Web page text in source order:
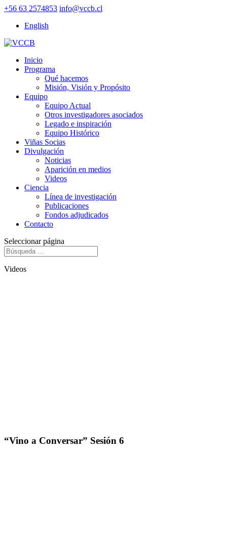
+56 63 2574853 info@vccb.cl
English
Inicio
Programa
Qué hacemos
Misión, Visión y Propósito
Equipo
Equipo Actual
Otros investigadores asociados
Legado e inspiración
Equipo Histórico
Viñas Socias
Divulgación
Noticias
Aparición en medios
Videos
Ciencia
Línea de investigación
Publicaciones
Fondos adjudicados
Contacto
Seleccionar página
Videos
“Vino a Conversar” Sesión 6